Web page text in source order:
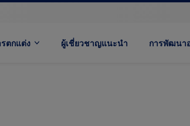
รตกแต่ง ผู้เชี่ยวชาญแนะนำ การพัฒนา